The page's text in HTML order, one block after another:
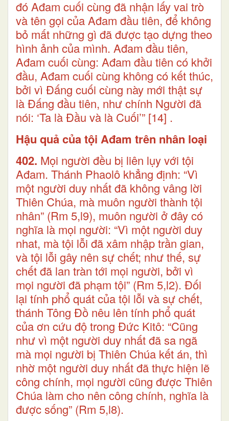
đó Ađam cuối cùng đã nhận lấy vai trò
và tên gọi của Ađam đầu tiên, để không
bỏ mất những gì đã được tạo dựng theo
hình ảnh của mình. Ađam đầu tiên,
Ađam cuối cùng: Ađam đầu tiên có khởi
đầu, Ađam cuối cùng không có kết thúc,
bởi vì Đấng cuối cùng này mới thật sự
là Đấng đầu tiên, như chính Người đã
nói: ‘Ta là Đầu và là Cuối’” [14] .
Hậu quả của tội Ađam trên nhân loại
402. Mọi người đều bị liên lụy với tội
Ađam. Thánh Phaolô khẳng định: “Vì
một người duy nhất đã không vâng lời
Thiên Chúa, mà muôn người thành tội
nhân” (Rm 5,l9), muôn người ở đây có
nghĩa là mọi người: “Vì một người duy
nhat, mà tội lỗi đã xâm nhập trần gian,
và tội lỗi gây nên sự chết; như thế, sự
chết đã lan tràn tới mọi người, bởi vì
mọi người đã phạm tội” (Rm 5,l2). Đối
lại tính phổ quát của tội lỗi và sự chết,
thánh Tông Đồ nêu lên tính phổ quát
của ơn cứu độ trong Đức Kitô: “Cũng
như vì một người duy nhất đã sa ngã
mà mọi người bị Thiên Chúa kết án, thì
nhờ một người duy nhất đã thực hiện lẽ
công chính, mọi người cũng được Thiên
Chúa làm cho nên công chính, nghĩa là
được sống” (Rm 5,l8).